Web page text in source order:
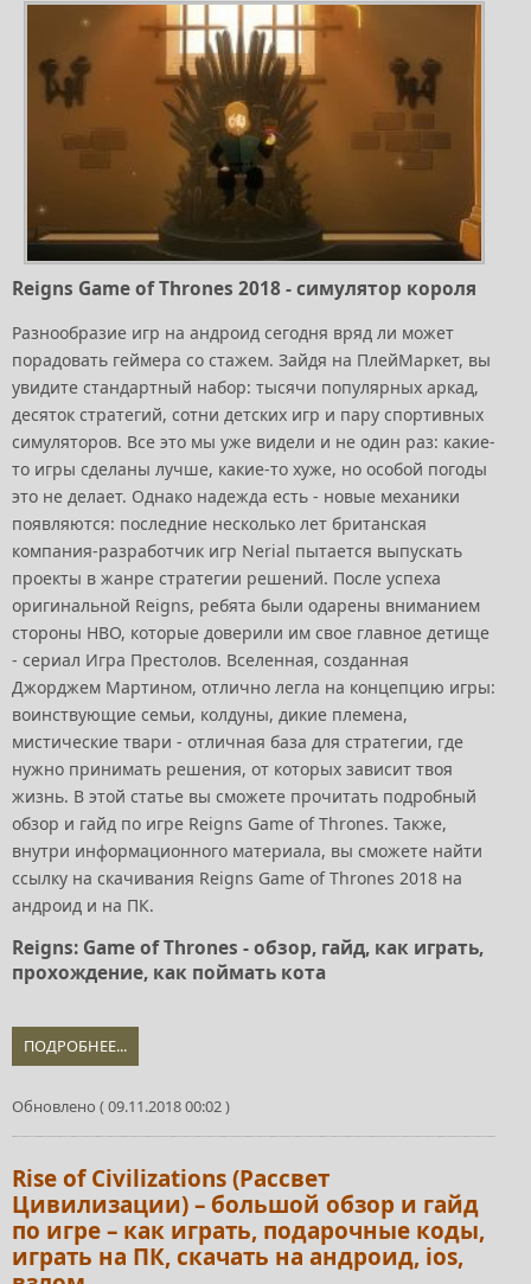
Reigns Game of Thrones 2018 - симулятор короля
Разнообразие игр на андроид сегодня вряд ли может
порадовать геймера со стажем. Зайдя на ПлейМаркет, вы
увидите стандартный набор: тысячи популярных аркад,
десяток стратегий, сотни детских игр и пару спортивных
симуляторов. Все это мы уже видели и не один раз: какие-
то игры сделаны лучше, какие-то хуже, но особой погоды
это не делает. Однако надежда есть - новые механики
появляются: последние несколько лет британская
компания-разработчик игр Nerial пытается выпускать
проекты в жанре стратегии решений. После успеха
оригинальной Reigns, ребята были одарены вниманием
стороны HBO, которые доверили им свое главное детище
- сериал Игра Престолов. Вселенная, созданная
Джорджем Мартином, отлично легла на концепцию игры:
воинствующие семьи, колдуны, дикие племена,
мистические твари - отличная база для стратегии, где
нужно принимать решения, от которых зависит твоя
жизнь. В этой статье вы сможете прочитать подробный
обзор и гайд по игре Reigns Game of Thrones. Также,
внутри информационного материала, вы сможете найти
ссылку на скачивания Reigns Game of Thrones 2018 на
андроид и на ПК.
Reigns: Game of Thrones - обзор, гайд, как играть,
прохождение, как поймать кота
ПОДРОБНЕЕ...
Обновлено ( 09.11.2018 00:02 )
Rise of Civilizations (Рассвет
Цивилизации) – большой обзор и гайд
по игре – как играть, подарочные коды,
играть на ПК, скачать на андроид, ios,